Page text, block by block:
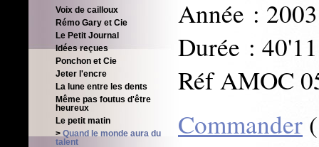
Voix de cailloux
Rémo Gary et Cie
Le Petit Journal
Idées reçues
Ponchon et Cie
Jeter l'encre
La lune entre les dents
Même pas foutus d'être
heureux
Le petit matin
Quand le monde aura du
talent
Année : 2003
Durée : 40'11
Réf AMOC
Commander